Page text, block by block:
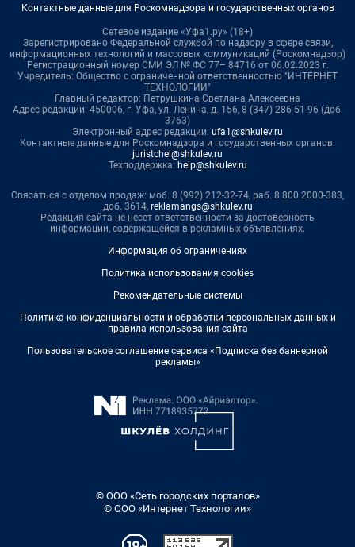
Контактные данные для Роскомнадзора и государственных органов
Сетевое издание «Уфа1.ру» (18+)
Зарегистрировано Федеральной службой по надзору в сфере связи,
информационных технологий и массовых коммуникаций (Роскомнадзор)
Регистрационный номер СМИ ЭЛ № ФС 77– 84716 от 06.02.2023 г.
Учредитель: Общество с ограниченной ответственностью "ИНТЕРНЕТ
ТЕХНОЛОГИИ"
Главный редактор: Петрушкина Светлана Алексеевна
Адрес редакции: 450006, г. Уфа, ул. Ленина, д. 156, 8 (347) 286-51-96 (доб.
3763)
Электронный адрес редакции: ufa1@shkulev.ru
Контактные данные для Роскомнадзора и государственных органов:
juristchel@shkulev.ru
Техподдержка: help@shkulev.ru
Связаться с отделом продаж: моб. 8 (992) 212-32-74, раб. 8 800 2000-383,
доб. 3614, reklamangs@shkulev.ru
Редакция сайта не несет ответственности за достоверность
информации, содержащейся в рекламных объявлениях.
Информация об ограничениях
Политика использования cookies
Рекомендательные системы
Политика конфиденциальности и обработки персональных данных и
правила использования сайта
Пользовательское соглашение сервиса «Подписка без баннерной
рекламы»
© ООО «Сеть городских порталов»
© ООО «Интернет Технологии»